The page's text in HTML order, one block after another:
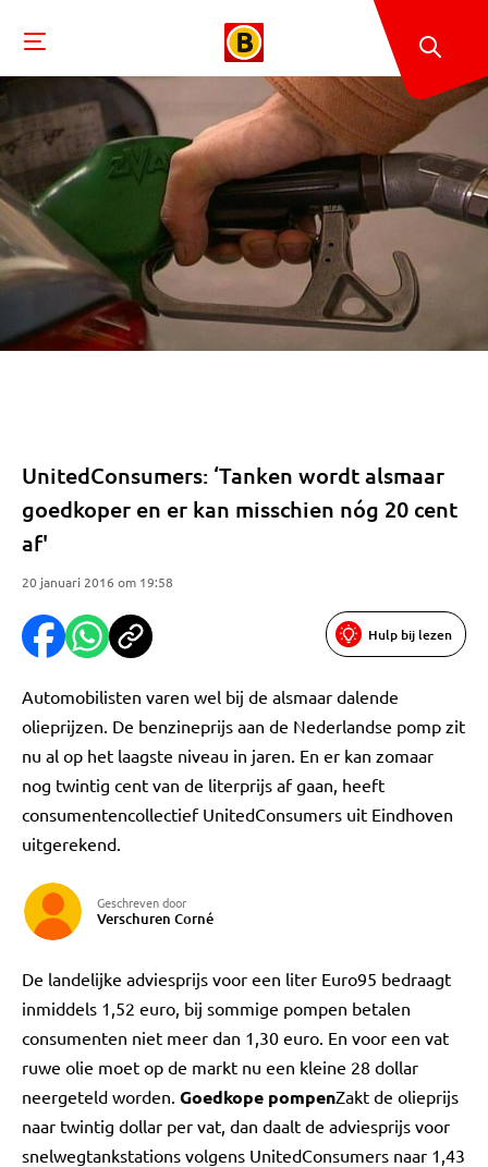
UnitedConsumers: ‘Tanken wordt alsmaar
goedkoper en er kan misschien nóg 20 cent
af'
20 januari 2016 om 19:58
Hulp bij lezen
Automobilisten varen wel bij de alsmaar dalende
olieprijzen. De benzineprijs aan de Nederlandse pomp zit
nu al op het laagste niveau in jaren. En er kan zomaar
nog twintig cent van de literprijs af gaan, heeft
consumentencollectief UnitedConsumers uit Eindhoven
uitgerekend.
Geschreven door
Verschuren Corné
De landelijke adviesprijs voor een liter Euro95 bedraagt
inmiddels 1,52 euro, bij sommige pompen betalen
consumenten niet meer dan 1,30 euro. En voor een vat
ruwe olie moet op de markt nu een kleine 28 dollar
neergeteld worden. Goedkope pompenZakt de olieprijs
naar twintig dollar per vat, dan daalt de adviesprijs voor
snelwegtankstations volgens UnitedConsumers naar 1,43